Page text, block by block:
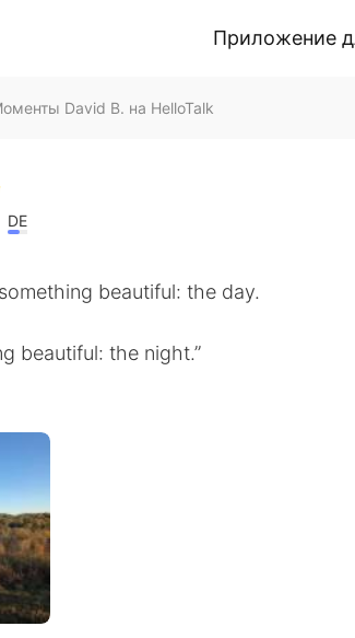
Приложение
David B. на HelloTalk
DE
beautiful: the day.
beautiful: the night.”